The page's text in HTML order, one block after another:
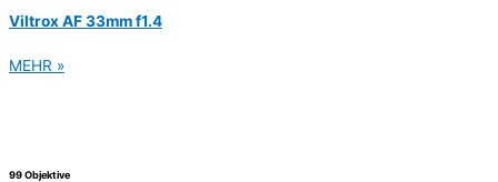
Viltrox AF 33mm f1.4
MEHR »
99 Objektive